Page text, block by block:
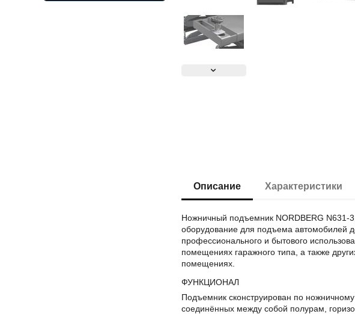
Описание Характеристики
Ножничный подъемник NORDBERG N631-
оборудование для подъема автомобилей
профессионального и бытового
помещениях гаражного типа, а также
помещениях.
ФУНКЦИОНАЛ
Подъемник сконструирован по
соединённых между собой полурам,